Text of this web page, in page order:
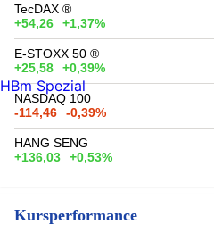
TecDAX ®
+54,26
+1,37%
E-STOXX 50 ®
+25,58
+0,39%
NASDAQ 100
-114,46
-0,39%
HANG SENG
+136,03
+0,53%
Kursperformance
HBm Spezial